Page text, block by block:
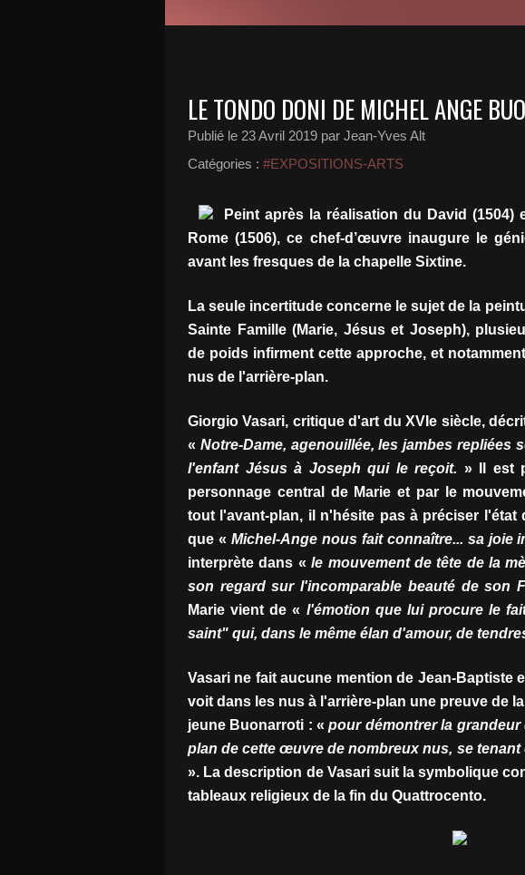
LE TONDO DONI DE MICHEL ANGE
Publié le 23 Avril 2019 par Jean-Yves Alt
Catégories : #EXPOSITIONS-ARTS
Peint après la réalisation du David
Rome (1506), ce chef-d’œuvre inaugure le
avant les fresques de la chapelle Sixtine.
La seule incertitude concerne le sujet de la
Sainte Famille (Marie, Jésus et Joseph),
de poids infirment cette approche, et
nus de l'arrière-plan.
Giorgio Vasari, critique d'art du XVIe siècle,
« Notre-Dame, agenouillée, les jambes repliées
l'enfant Jésus à Joseph qui le reçoit. » Il est
personnage central de Marie et par le
tout l'avant-plan, il n'hésite pas à préciser
que « Michel-Ange nous fait connaître... sa joie
interprète dans «le mouvement de tête de la
son regard sur l'incomparable beauté de son
Marie vient de « l'émotion que lui procure le
saint" qui, dans le même élan d'amour, de
Vasari ne fait aucune mention de Jean-Baptiste
voit dans les nus à l'arrière-plan une preuve de
jeune Buonarroti : «pour démontrer la
plan de cette œuvre de nombreux nus, se
». La description de Vasari suit la symbolique
tableaux religieux de la fin du Quattrocento.